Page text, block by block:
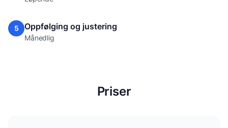
5 Oppfølging og justering
Månedlig
Priser